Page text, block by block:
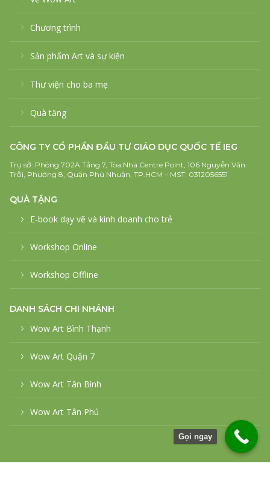
Chương trình
Sản phẩm Art và sự kiện
Thư viện cho ba mẹ
Quà tặng
CÔNG TY CỔ PHẦN ĐẦU TƯ GIÁO DỤC QUỐC TẾ IEG
Trụ sở: Phòng 702A Tầng 7, Tòa Nhà Centre Point, 106 Nguyễn Văn
Trỗi, Phường 8, Quận Phú Nhuận, TP.HCM – MST: 0312056551
QUÀ TẶNG
E-book dạy vẽ và kinh doanh cho trẻ
Workshop Online
Workshop Offline
DANH SÁCH CHI NHÁNH
Wow Art Bình Thạnh
Wow Art Quận 7
Wow Art Tân Bình
Wow Art Tân Phú
Gọi ngay